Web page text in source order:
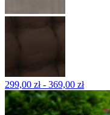
299,00 zł - 369,00 zł